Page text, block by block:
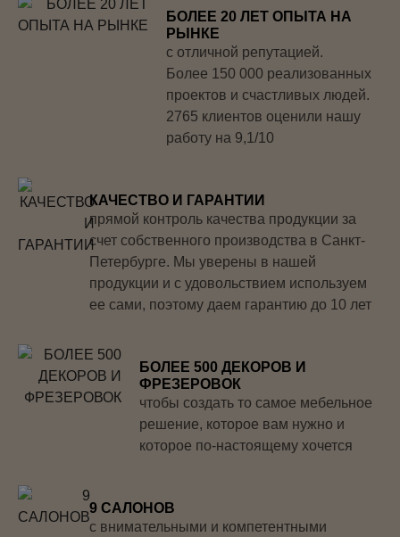
БОЛЕЕ 20 ЛЕТ ОПЫТА НА
РЫНКЕ
с отличной репутацией.
Более 150 000 реализованных
проектов и счастливых людей.
2765 клиентов оценили нашу
работу на 9,1/10
КАЧЕСТВО И ГАРАНТИИ
прямой контроль качества продукции за
счет собственного производства в Санкт-
Петербурге. Мы уверены в нашей
продукции и с удовольствием используем
ее сами, поэтому даем гарантию до 10 лет
БОЛЕЕ 500 ДЕКОРОВ И
ФРЕЗЕРОВОК
чтобы создать то самое мебельное
решение, которое вам нужно и
которое по-настоящему хочется
9 САЛОНОВ
с внимательными и компетентными